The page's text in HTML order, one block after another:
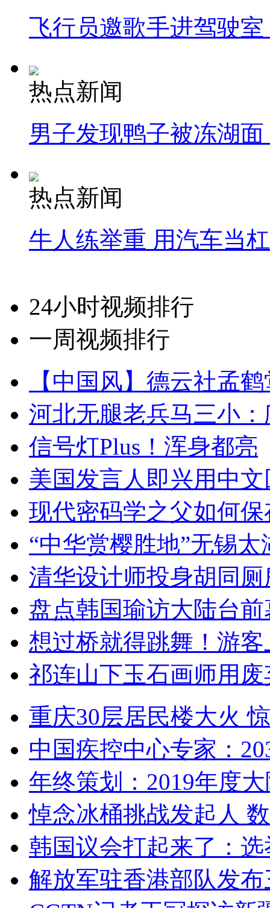
飞行员邀歌手进驾驶
热点新闻
男子发现鸭子被冻湖
热点新闻
牛人练举重 用汽车当
24小时视频排行
一周视频排行
【中国风】德云社孟
河北无腿老兵马三小
信号灯Plus！浑身都亮
美国发言人即兴用中
现代密码学之父如何
“中华赏樱胜地”无锡
清华设计师投身胡同
盘点韩国瑜访大陆台
想过桥就得跳舞！游客
祁连山下玉石画师用
重庆30层居民楼大火
中国疾控中心专家：
年终策划：2019年度
悼念冰桶挑战发起人
韩国议会打起来了：
解放军驻香港部队发